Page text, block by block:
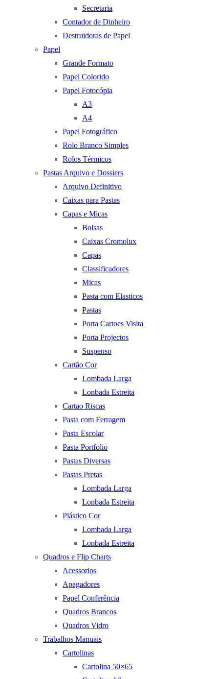
Secretaria
Contador de Dinheiro
Destruidoras de Papel
Papel
Grande Formato
Papel Colorido
Papel Fotocópia
A3
A4
Papel Fotográfico
Rolo Branco Simples
Rolos Térmicos
Pastas Arquivo e Dossiers
Arquivo Definitivo
Caixas para Pastas
Capas e Micas
Bolsas
Caixas Cromolux
Capas
Classificadores
Micas
Pasta com Elasticos
Pastas
Porta Cartoes Visita
Porta Projectos
Suspenso
Cartão Cor
Lombada Larga
Lonbada Estreita
Cartao Riscas
Pasta com Ferragem
Pasta Escolar
Pasta Portfolio
Pastas Diversas
Pastas Pretas
Lombada Larga
Lonbada Estreita
Plástico Cor
Lombada Larga
Lonbada Estreita
Quadros e Flip Charts
Acessorios
Apagadores
Papel Conferência
Quadros Brancos
Quadros Vidro
Trabalhos Manuais
Cartolinas
Cartolina 50×65